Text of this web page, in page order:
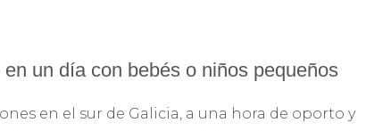
un día con bebés o niños pequeños
en el sur de Galicia, a una hora de oporto y